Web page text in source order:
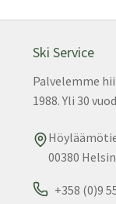
Ski Service
Palvelemme
1988. Yli 30
00380
+358 (0)9